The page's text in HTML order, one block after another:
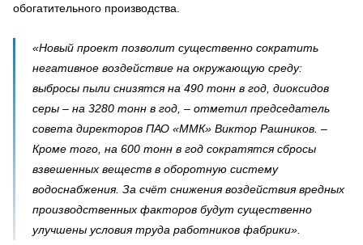
обогатительного производства.
«Новый проект позволит существенно сократить
негативное воздействие на окружающую среду:
выбросы пыли снизятся на 490 тонн в год, диоксидов
серы – на 3280 тонн в год, – отметил председатель
совета директоров ПАО «ММК» Виктор Рашников. –
Кроме того, на 600 тонн в год сократятся сбросы
взвешенных веществ в оборотную систему
водоснабжения. За счёт снижения воздействия вредных
производственных факторов будут существенно
улучшены условия труда работников фабрики».